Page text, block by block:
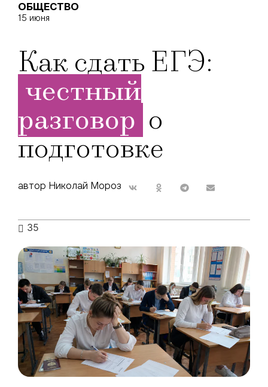
ОБЩЕСТВО
15 июня
Как сдать ЕГЭ:
честный
разговор о
подготовке
автор Николай Мороз
35